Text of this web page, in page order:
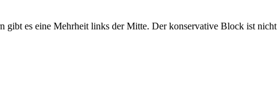
es eine Mehrheit links der Mitte. Der konservative Block ist nicht